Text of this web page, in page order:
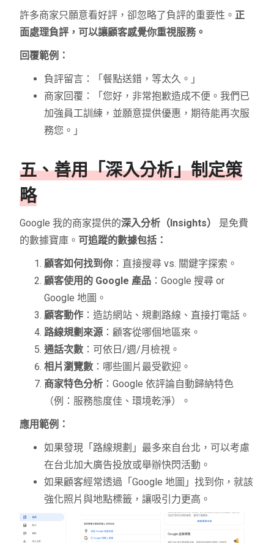
許多商家只願意看好評，卻忽略了負評的重要性。正
面處理負評，可以讓顧客感覺你重視服務。
回覆範例：
負評留言：「餐點送錯，等太久。」
商家回覆：「您好，非常抱歉造成不便。我們已
加強員工訓練，並願意提供優惠，期待能再次服
務您。」
五、善用「深入分析」制定策
略
Google 我的商家提供的深入分析（Insights）
是免費
的數據寶庫。 可追蹤的數據包括：
顧客如何找到你 ：直接搜尋 vs. 關鍵字探索。
顧客使用的 Google 產品 ：Google 搜尋 or
Google 地圖。
顧客動作 ：造訪網站、規劃路線、直接打電話。
路線規劃來源 ：顧客從哪個地區來。
通話次數 ：可依日/週/月檢視。
相片瀏覽數 ：哪些圖片最受歡迎。
商家特色分析 ：Google 依評論自動歸納特色
（例：服務態度佳、環境乾淨）。
應用範例：
如果發現「路線規劃」最多來自台北，可以考慮
在台北加大廣告投放或舉辦快閃活動。
如果顧客經常透過「Google 地圖」找到你，就該
強化照片與地點標籤，讓吸引力更高。